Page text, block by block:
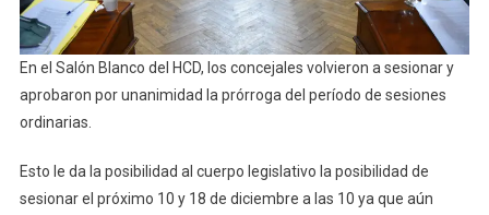
En el Salón Blanco del HCD, los concejales volvieron a sesionar y
aprobaron por unanimidad la prórroga del período de sesiones
ordinarias.
Esto le da la posibilidad al cuerpo legislativo la posibilidad de
sesionar el próximo 10 y 18 de diciembre a las 10 ya que aún